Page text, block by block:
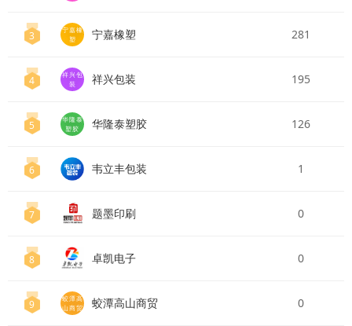
3
宁嘉橡
塑
宁嘉橡塑 281
4
祥兴包
装
祥兴包装 195
5
华隆泰
塑胶
华隆泰塑胶 126
6 韦立丰包装 1
7 题墨印刷 0
8 卓凯电子 0
9
蛟潭高
山商贸
蛟潭高山商贸 0